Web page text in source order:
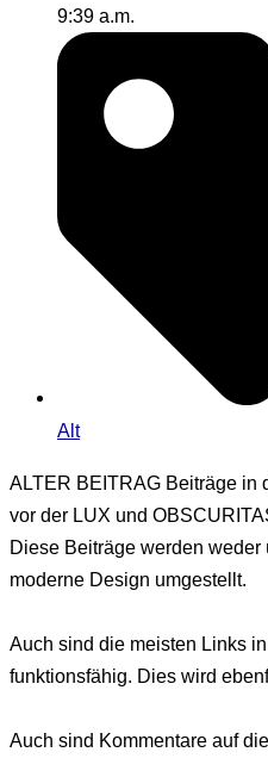
9:39 a.m.
Alt
ALTER BEITRAG Beiträge in
vor der LUX und
Diese Beiträge werden weder
moderne Design umgestellt.
Auch sind die meisten Links
funktionsfähig. Dies wird
Auch sind Kommentare auf